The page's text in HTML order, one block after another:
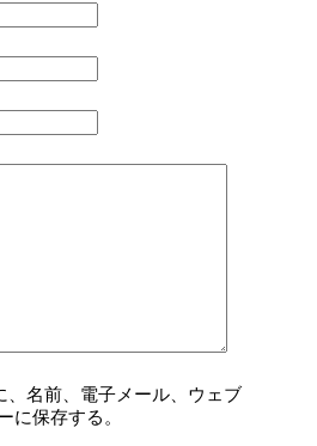
、名前、電子メール、ウェブ
に保存する。